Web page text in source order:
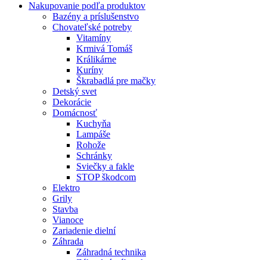
Nakupovanie podľa produktov
Bazény a príslušenstvo
Chovateľské potreby
Vitamíny
Krmivá Tomáš
Králikárne
Kuríny
Škrabadlá pre mačky
Detský svet
Dekorácie
Domácnosť
Kuchyňa
Lampáše
Rohože
Schránky
Sviečky a fakle
STOP škodcom
Elektro
Grily
Stavba
Vianoce
Zariadenie dielní
Záhrada
Záhradná technika